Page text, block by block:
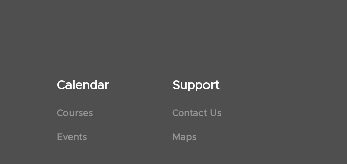
Calendar
Courses
Events
Support
Contact Us
Maps